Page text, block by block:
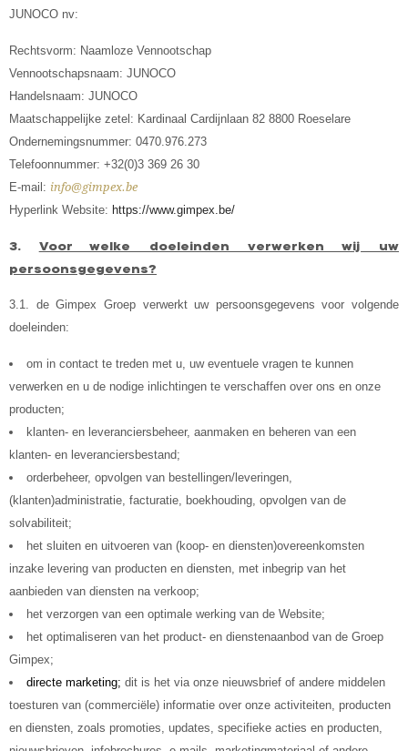
JUNOCO nv:
Rechtsvorm: Naamloze Vennootschap
Vennootschapsnaam: JUNOCO
Handelsnaam: JUNOCO
Maatschappelijke zetel: Kardinaal Cardijnlaan 82 8800 Roeselare
Ondernemingsnummer: 0470.976.273
Telefoonnummer: +32(0)3 369 26 30
E-mail: info@gimpex.be
Hyperlink Website: https://www.gimpex.be/
3. Voor welke doeleinden verwerken wij uw
persoonsgegevens?
3.1. de Gimpex Groep verwerkt uw persoonsgegevens voor volgende
doeleinden:
om in contact te treden met u, uw eventuele vragen te kunnen
verwerken en u de nodige inlichtingen te verschaffen over ons en onze
producten;
klanten- en leveranciersbeheer, aanmaken en beheren van een
klanten- en leveranciersbestand;
orderbeheer, opvolgen van bestellingen/leveringen,
(klanten)administratie, facturatie, boekhouding, opvolgen van de
solvabiliteit;
het sluiten en uitvoeren van (koop- en diensten)overeenkomsten
inzake levering van producten en diensten, met inbegrip van het
aanbieden van diensten na verkoop;
het verzorgen van een optimale werking van de Website;
het optimaliseren van het product- en dienstenaanbod van de Groep
Gimpex;
directe marketing; dit is het via onze nieuwsbrief of andere middelen
toesturen van (commerciële) informatie over onze activiteiten, producten
en diensten, zoals promoties, updates, specifieke acties en producten,